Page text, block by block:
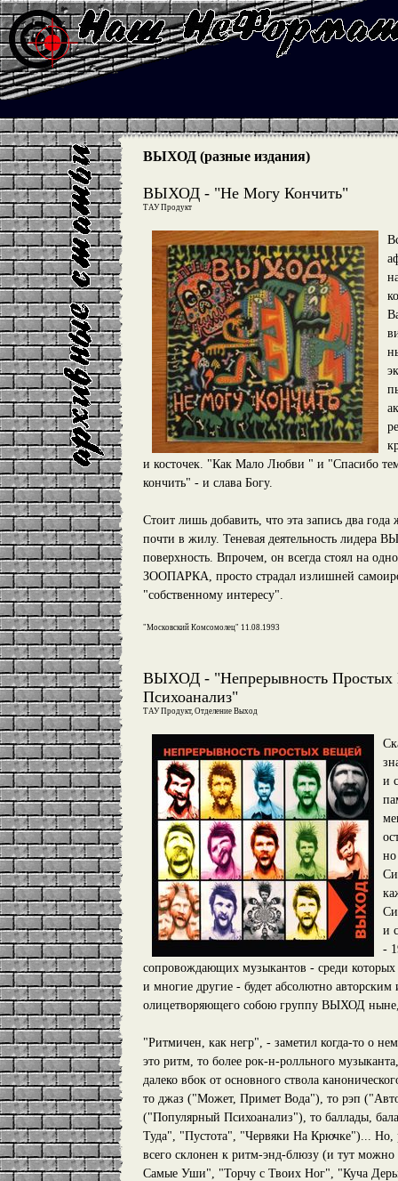
ВЫХОД (разные издания)
ВЫХОД - "Не Могу Кончить"
ТАУ Продукт
и косточек. "Как Мало Любви " и "Спасибо
кончить" - и слава Богу.
Стоит лишь добавить, что эта запись два
почти в жилу. Теневая деятельность
поверхность. Впрочем, он всегда стоял на
ЗООПАРКА, просто страдал излишней
"собственному интересу".
"Московский Комсомолец" 11.08.1993
ВЫХОД - "Непрерывность
Психоанализ"
ТАУ Продукт, Отделение Выход
и
но
и
-
сопровождающих музыкантов - среди
и многие другие - будет абсолютно
олицетворяющего собою группу ВЫХОД
"Ритмичен, как негр", - заметил когда-то о
это ритм, то более рок-н-ролльного
далеко вбок от основного ствола
то джаз ("Может, Примет Вода"), то рэп
("Популярный Психоанализ"), то баллады,
Туда", "Пустота", "Червяки На Крючке")... Но,
всего склонен к ритм-энд-блюзу (и тут
Самые Уши", "Торчу с Твоих Ног", "Куча